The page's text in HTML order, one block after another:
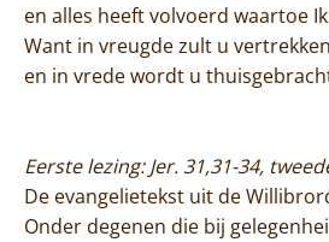
en alles heeft volvoerd waartoe
Want in vreugde zult u vertrekken
en in vrede wordt u
Eerste lezing: Jer. 31,31-34,
De evangelietekst uit de
Onder degenen die bij